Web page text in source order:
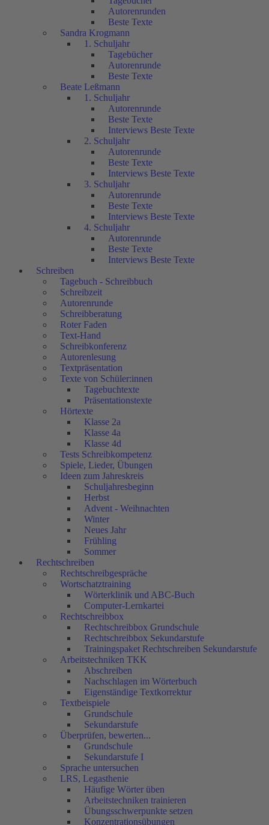
Autorenrunden
Beste Texte
Sandra Krogmann
1. Schuljahr
Tagebücher
Autorenrunde
Beste Texte
Beate Leßmann
1. Schuljahr
Autorenrunde
Beste Texte
Interviews Beste Texte
2. Schuljahr
Autorenrunde
Beste Texte
Interviews Beste Texte
3. Schuljahr
Autorenrunde
Beste Texte
Interviews Beste Texte
4. Schuljahr
Autorenrunde
Beste Texte
Interviews Beste Texte
Schreiben
Tagebuch - Schreibbuch
Schreibzeit
Autorenrunde
Schreibberatung
Roter Faden
Text-Hand
Schreibkonferenz
Autorenlesung
Textpräsentation
Texte von Schüler:innen
Tagebuchtexte
Präsentationstexte
Hörtexte
Klasse 2a
Klasse 4a
Klasse 4d
Tests Schreibkompetenz
Spiele, Lieder, Übungen
Ideen zum Jahreskreis
Schuljahresbeginn
Herbst
Advent - Weihnachten
Winter
Neues Jahr
Frühling
Sommer
Rechtschreiben
Rechtschreibgespräche
Wortschatztraining
Wörterklinik und ABC-Buch
Computer-Lernkartei
Rechtschreibbox
Rechtschreibbox Grundschule
Rechtschreibbox Sekundarstufe
Trainingspaket Rechtschreiben Sekundarstufe
Arbeitstechniken TKK
Abschreiben
Nachschlagen im Wörterbuch
Eigenständige Textkorrektur
Textbeispiele
Grundschule
Sekundarstufe
Überprüfen, bewerten...
Grundschule
Sekundarstufe I
Sprache untersuchen
LRS, Legasthenie
Häufige Wörter üben
Arbeitstechniken trainieren
Übungsschwerpunkte setzen
Konzentrationsübungen